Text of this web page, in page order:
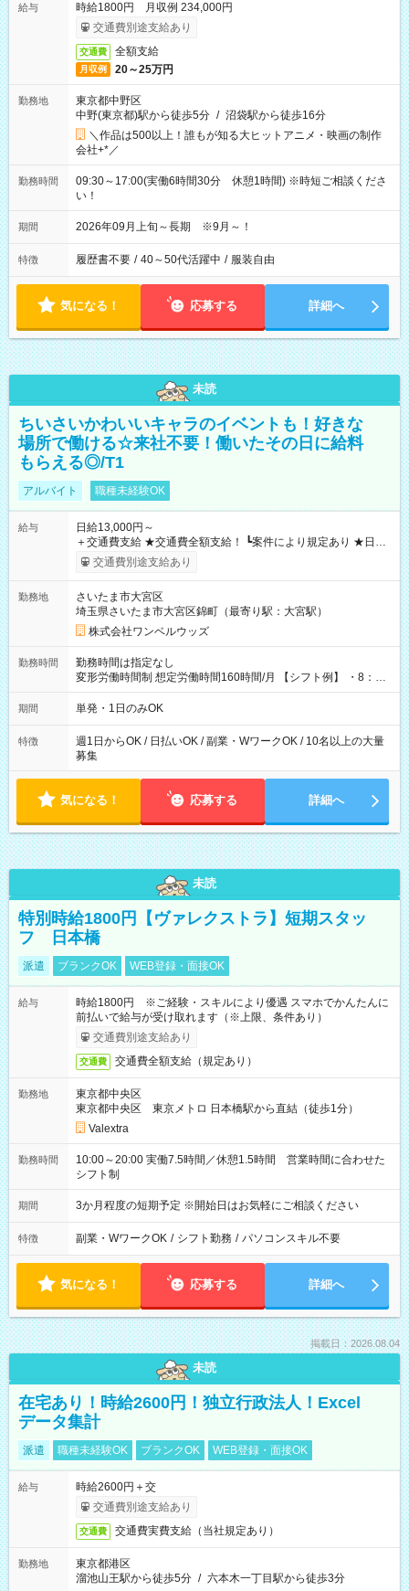
給与
時給1800円 月収例 234,000円
交通費別途支給あり
交通費 全額支給
月収例 20～25万円
勤務地
東京都中野区
中野(東京都)駅から徒歩5分 / 沼袋駅から徒歩16分
＼作品は500以上！誰もが知る大ヒットアニメ・映画の制作
会社+*／
勤務時間
09:30～17:00(実働6時間30分 休憩1時間) ※時短ご相談くださ
い！
期間 2026年09月上旬～長期 ※9月～！
特徴 履歴書不要 / 40～50代活躍中 / 服装自由
気になる！ 応募する 詳細へ
未読
ちいさいかわいいキャラのイベントも！好きな
場所で働ける☆来社不要！働いたその日に給料
もらえる◎/T1
アルバイト 職種未経験OK
給与
日給13,000円～
＋交通費支給 ★交通費全額支給！ ┗案件により規定あり ★日払
いOK！（規定あり） ┗働いたその日に現金GET♪ お仕事後はコ
ンビニATMから 日払い分を引き落とせます！ 【試用期間】試
交通費別途支給あり
勤務地
さいたま市大宮区
埼玉県さいたま市大宮区錦町（最寄り駅：大宮駅）
株式会社ワンベルウッズ
勤務時間
勤務時間は指定なし
変形労働時間制 想定労働時間160時間/月 【シフト例】 ・8：00
～21：00
期間 単発・1日のみOK
特徴
週1日からOK / 日払いOK / 副業・WワークOK / 10名以上の大量
募集
気になる！ 応募する 詳細へ
未読
特別時給1800円【ヴァレクストラ】短期スタッ
フ 日本橋
派遣 ブランクOK WEB登録・面接OK
給与
時給1800円 ※ご経験・スキルにより優遇 スマホでかんたんに
前払いで給与が受け取れます（※上限、条件あり）
交通費別途支給あり
交通費 交通費全額支給（規定あり）
勤務地
東京都中央区
東京都中央区 東京メトロ 日本橋駅から直結（徒歩1分）
Valextra
勤務時間
10:00～20:00 実働7.5時間／休憩1.5時間 営業時間に合わせた
シフト制
期間 3か月程度の短期予定 ※開始日はお気軽にご相談ください
特徴 副業・WワークOK / シフト勤務 / パソコンスキル不要
気になる！ 応募する 詳細へ
掲載日：2026.08.04
未読
在宅あり！時給2600円！独立行政法人！Excel
データ集計
派遣 職種未経験OK ブランクOK WEB登録・面接OK
給与
時給2600円＋交
交通費別途支給あり
交通費 交通費実費支給（当社規定あり）
勤務地
東京都港区
溜池山王駅から徒歩5分 / 六本木一丁目駅から徒歩3分